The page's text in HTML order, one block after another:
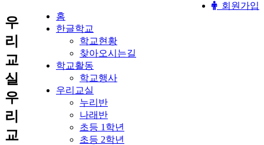
회원가입
홈
한글학교
학교현황
찾아오시는길
학교활동
학교행사
우리교실
누리반
나래반
초등 1학년
초등 2학년
우
리
교
실
우
리
교